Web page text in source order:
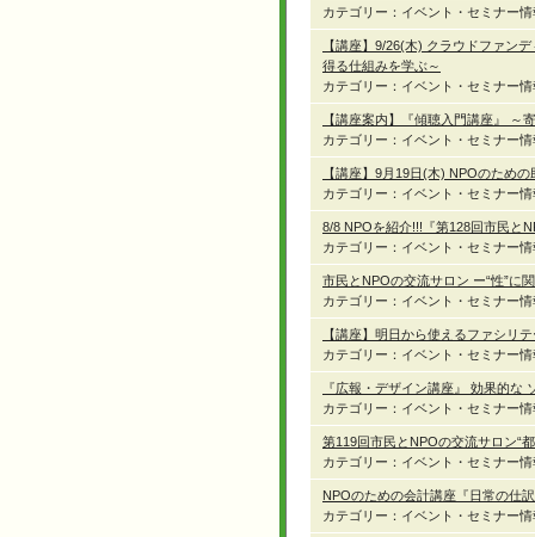
カテゴリー：イベント・セミナー情
【講座】9/26(木) クラウドファン
得る仕組みを学ぶ～
カテゴリー：イベント・セミナー情
【講座案内】『傾聴入門講座』 ～
カテゴリー：イベント・セミナー情
【講座】9月19日(木) NPOのため
カテゴリー：イベント・セミナー情
8/8 NPOを紹介!!!『第128回市民と
カテゴリー：イベント・セミナー情
市民とNPOの交流サロン ー“性”に
カテゴリー：イベント・セミナー情
【講座】明日から使えるファシリ
カテゴリー：イベント・セミナー情
『広報・デザイン講座』 効果的な
カテゴリー：イベント・セミナー情
第119回市民とNPOの交流サロン“
カテゴリー：イベント・セミナー情
NPOのための会計講座『日常の仕
カテゴリー：イベント・セミナー情